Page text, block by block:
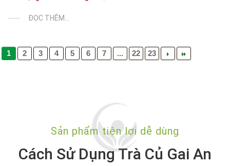
ĐỌC THÊM...
1 2 3 4 5 6 7 ... 22 23
Sản phẩm tiện lợi dễ dùng
Cách Sử Dụng Trà Củ Gai An